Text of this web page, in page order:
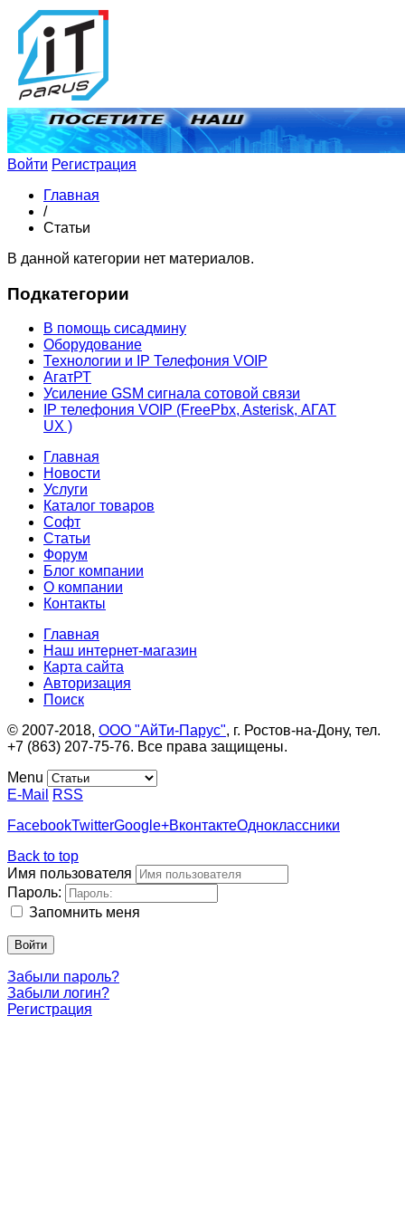
Войти Регистрация
Главная
/
Статьи
В данной категории нет материалов.
Подкатегории
В помощь сисадмину
Оборудование
Технологии и IP Телефония VOIP
АгатРТ
Усиление GSM сигнала сотовой связи
IP телефония VOIP (FreePbx, Asterisk, АГАТ
UX )
Главная
Новости
Услуги
Каталог товаров
Софт
Статьи
Форум
Блог компании
О компании
Контакты
Главная
Наш интернет-магазин
Карта сайта
Авторизация
Поиск
© 2007-2018, ООО "АйТи-Парус", г. Ростов-на-Дону, тел.
+7 (863) 207-75-76. Все права защищены.
Menu
E-Mail
RSS
FacebookTwitterGoogle+ВконтактеОдноклассники
Back to top
Имя пользователя
Пароль:
Запомнить меня
Войти
Забыли пароль?
Забыли логин?
Регистрация